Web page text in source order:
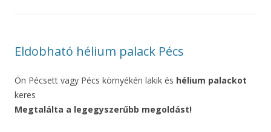
Eldobható hélium palack Pécs
Ön Pécsett vagy Pécs környékén lakik és hélium palackot
keres
Megtalálta a legegyszerűbb megoldást!